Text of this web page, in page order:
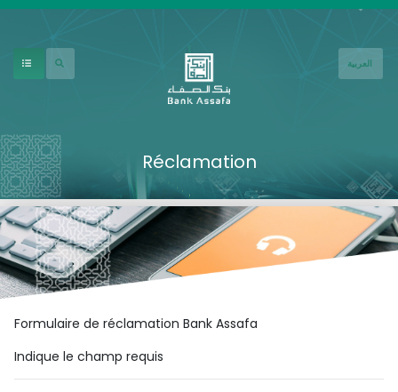
العربية
Réclamation
Formulaire de réclamation Bank Assafa
Indique le champ requis